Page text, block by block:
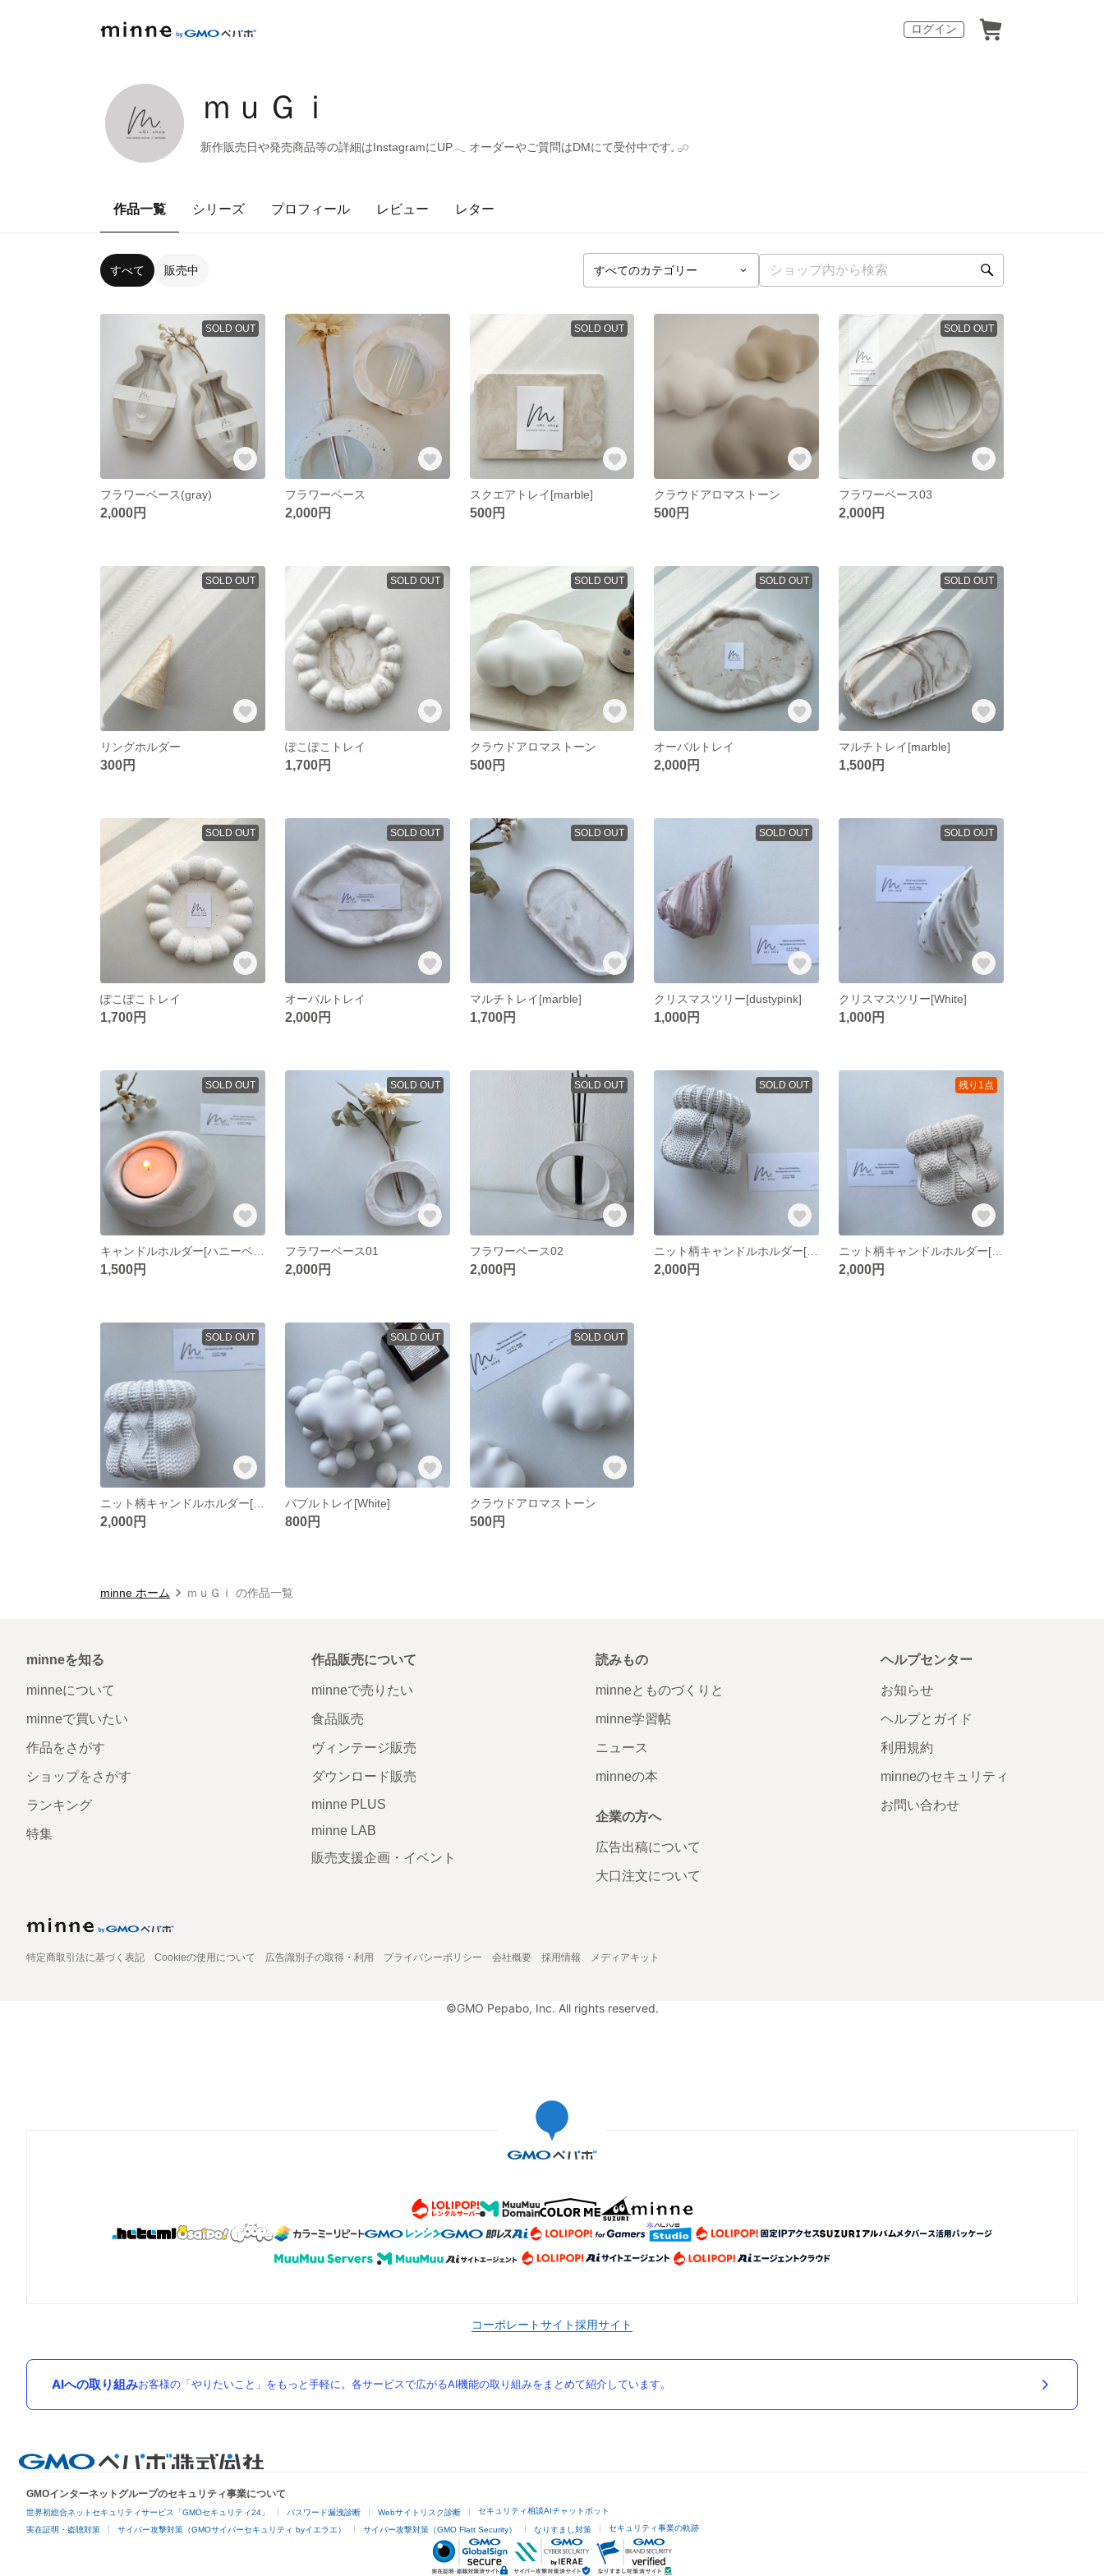
ログイン
ｍｕＧｉ
新作販売日や発売商品等の詳細はInstagramにUP𓂃 オーダーやご質問はDMにて受付中です𓈒 𓂂𓏸
作品一覧 シリーズ プロフィール レビュー レター
すべて 販売中
SOLD OUT
フラワーベース(gray)
2,000円
フラワーベース
2,000円
SOLD OUT
スクエアトレイ[marble]
500円
クラウドアロマストーン
500円
SOLD OUT
フラワーベース03
2,000円
SOLD OUT
リングホルダー
300円
SOLD OUT
ぽこぽこトレイ
1,700円
SOLD OUT
クラウドアロマストーン
500円
SOLD OUT
オーバルトレイ
2,000円
SOLD OUT
マルチトレイ[marble]
1,500円
SOLD OUT
ぽこぽこトレイ
1,700円
SOLD OUT
オーバルトレイ
2,000円
SOLD OUT
マルチトレイ[marble]
1,700円
SOLD OUT
クリスマスツリー[dustypink]
1,000円
SOLD OUT
クリスマスツリー[White]
1,000円
SOLD OUT
1,500円
SOLD OUT
フラワーベース01
2,000円
SOLD OUT
フラワーベース02
2,000円
SOLD OUT
2,000円
残り1点
2,000円
SOLD OUT
2,000円
SOLD OUT
バブルトレイ[White]
800円
SOLD OUT
クラウドアロマストーン
500円
minne ホーム ｍｕＧｉ の作品一覧
minneを知る
minneについて
minneで買いたい
作品をさがす
ショップをさがす
ランキング
特集
作品販売について
minneで売りたい
食品販売
ヴィンテージ販売
ダウンロード販売
minne PLUS
minne LAB
販売支援企画・イベント
読みもの
minneとものづくりと
minne学習帖
ニュース
minneの本
企業の方へ
広告出稿について
大口注文について
ヘルプセンター
お知らせ
ヘルプとガイド
利用規約
minneのセキュリティ
お問い合わせ
特定商取引法に基づく表記 Cookieの使用について 広告識別子の取得・利用 プライバシーポリシー 会社概要 採用情報 メディアキット
©GMO Pepabo, Inc. All rights reserved.
コーポレートサイト採用サイト
AIへの取り組みお客様の「やりたいこと」をもっと手軽に。各サービスで広がるAI機能の取り組みをまとめて紹介しています。
GMOインターネットグループのセキュリティ事業について
世界初総合ネットセキュリティサービス「GMOセキュリティ24」 パスワード漏洩診断 Webサイトリスク診断 セキュリティ相談AIチャットボット
実在証明・盗聴対策 サイバー攻撃対策（GMOサイバーセキュリティ byイエラエ） サイバー攻撃対策（GMO Flatt Security） なりすまし対策 セキュリティ事業の軌跡